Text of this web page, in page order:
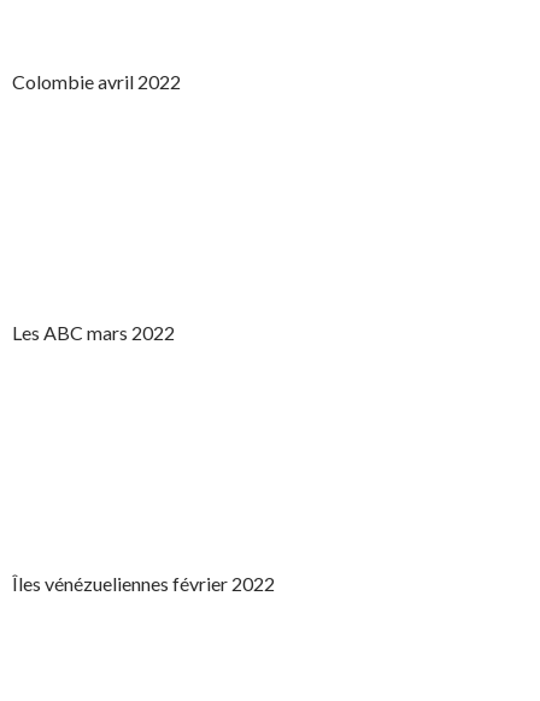
Colombie avril 2022
Les ABC mars 2022
Îles vénézueliennes février 2022